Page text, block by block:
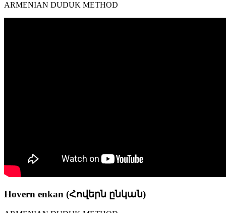
ARMENIAN DUDUK METHOD
Hovern enkan (Հովերն ընկան)